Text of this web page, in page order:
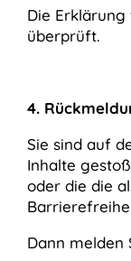
Die Erklärung
überprüft.
4.
Sie sind auf
Inhalte
oder die die
Dann melden